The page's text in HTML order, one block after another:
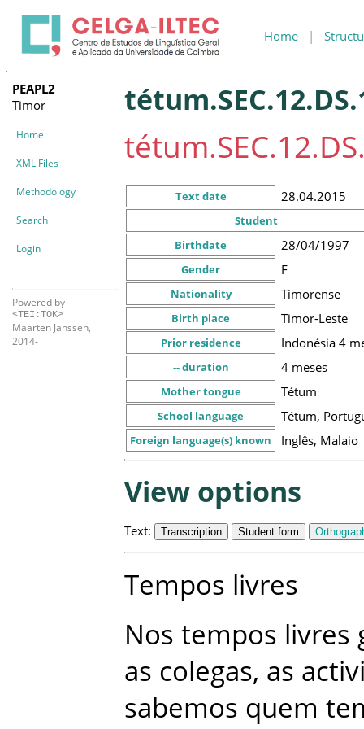
Home |
PEAPL2
Timor
Home
XML Files
Methodology
Search
Login
Powered by
<TEI:TOK>
Maarten Janssen,
2014-
Text date 28.04.2015
Student
Birthdate
28/04/1997
Gender F
Nationality Timorense
Birth place Timor-Leste
Prior residence Indonésia 4
-- duration 4 meses
Mother tongue Tétum
School language Tétum,
Foreign language(s) known Inglês, Malaio
View options
Text: Transcription Student form
Tempos livres
Nos tempos livres
as colegas, as
sabemos quem